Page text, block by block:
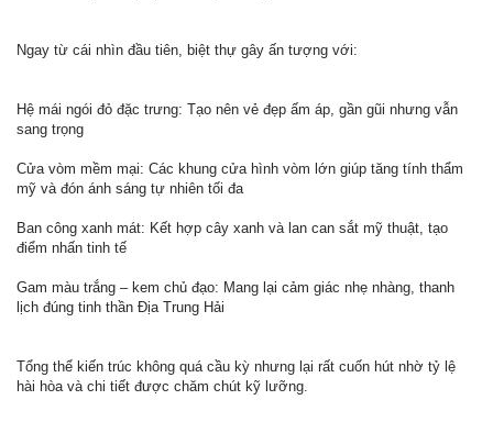
Ngay từ cái nhìn đầu tiên, biệt thự gây ấn tượng với:
Hệ mái ngói đỏ đặc trưng: Tạo nên vẻ đẹp ấm áp, gần gũi nhưng vẫn
sang trọng
Cửa vòm mềm mại: Các khung cửa hình vòm lớn giúp tăng tính thẩm
mỹ và đón ánh sáng tự nhiên tối đa
Ban công xanh mát: Kết hợp cây xanh và lan can sắt mỹ thuật, tạo
điểm nhấn tinh tế
Gam màu trắng – kem chủ đạo: Mang lại cảm giác nhẹ nhàng, thanh
lịch đúng tinh thần Địa Trung Hải
Tổng thể kiến trúc không quá cầu kỳ nhưng lại rất cuốn hút nhờ tỷ lệ
hài hòa và chi tiết được chăm chút kỹ lưỡng.